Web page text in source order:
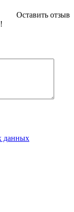
Оставить отзыв
данных